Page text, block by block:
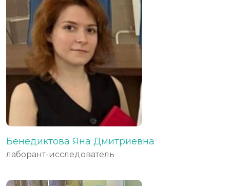
Бенедиктова Яна Дмитриевна
лаборант-исследователь